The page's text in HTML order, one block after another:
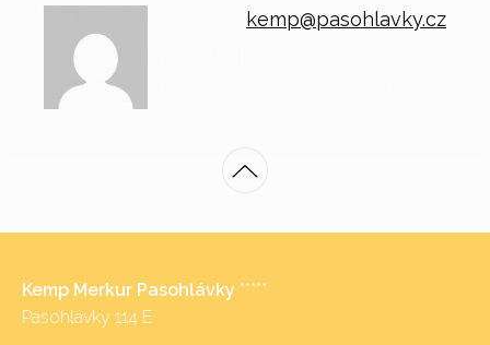
kemp@pasohlavky.cz
Kemp Merkur Pasohlávky *****
Pasohlávky 114 E
v kempu Merkur neuskuteční.
Děkujeme účastníkům festivalu za dosavadní přízeň.
Přejeme všem krásný zbytek roku, především klid a
zdraví.